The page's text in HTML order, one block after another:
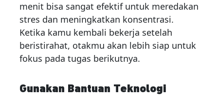
menit bisa sangat efektif untuk meredakan
stres dan meningkatkan konsentrasi.
Ketika kamu kembali bekerja setelah
beristirahat, otakmu akan lebih siap untuk
fokus pada tugas berikutnya.
Gunakan Bantuan Teknologi